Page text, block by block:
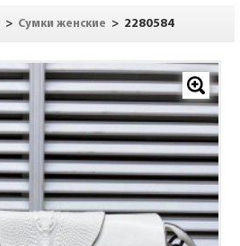
> Сумки женские > 2280584